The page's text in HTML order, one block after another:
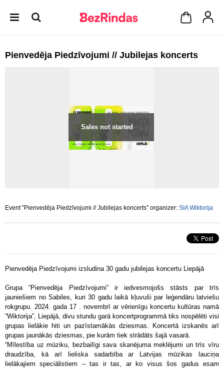
Pienvedēja Piedzīvojumi // Jubilejas koncerts
Sales not started
Event "Pienvedēja Piedzīvojumi // Jubilejas koncerts" organizer: SIA Wiktorija
Pienvedēja Piedzīvojumi izsludina 30 gadu jubilejas koncertu Liepājā
Grupa “Pienvedēja Piedzīvojumi” ir iedvesmojošs stāsts par trīs
jauniešiem no Sabiles, kuri 30 gadu laikā kļuvuši par leģendāru latviešu
rokgrupu. 2024. gada 17 . novembrī ar vērienīgu koncertu kultūras namā
“Wiktorija”, Liepājā, divu stundu garā koncertprogrammā tiks nospēlēti visi
grupas lielākie hiti un pazīstamākās dziesmas. Koncertā izskanēs arī
grupas jaunākās dziesmas, pie kurām tiek strādāts šajā vasarā.
“Mīlestība uz mūziku, bezbailīgi sava skanējuma meklējumi un trīs vīru
draudzība, kā arī lieliska sadarbība ar Latvijas mūzikas lauciņa
lielākajiem speciālistiem – tas ir tas, ar ko visus šos gadus esam